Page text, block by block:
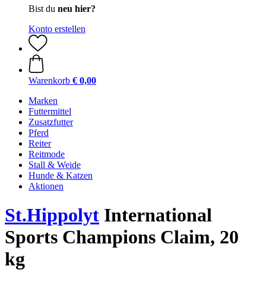
Bist du neu hier?
Konto erstellen
Warenkorb € 0,00
Marken
Futtermittel
Zusatzfutter
Pferd
Reiter
Reitmode
Stall & Weide
Hunde & Katzen
Aktionen
St.Hippolyt International
Sports Champions Claim, 20
kg